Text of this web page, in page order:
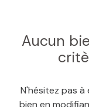
ALERTE
MAIL
Aucun
N'hésitez pas
bien en